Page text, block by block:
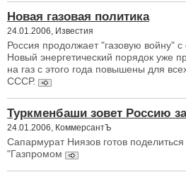
Новая газовая политика
24.01.2006, Известия
Россия продолжает "газовую войну"
Новый энергетический порядок уже
на газ с этого года повышены для
СССР.
Туркменбаши зовет Россию
24.01.2006, КоммерсантЪ
Сапармурат Ниязов готов
"Газпромом